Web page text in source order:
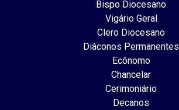
Bispo Diocesano
Vigário Geral
Clero Diocesano
Diáconos Permanentes
Ecônomo
Chancelar
Cerimoniário
Decanos